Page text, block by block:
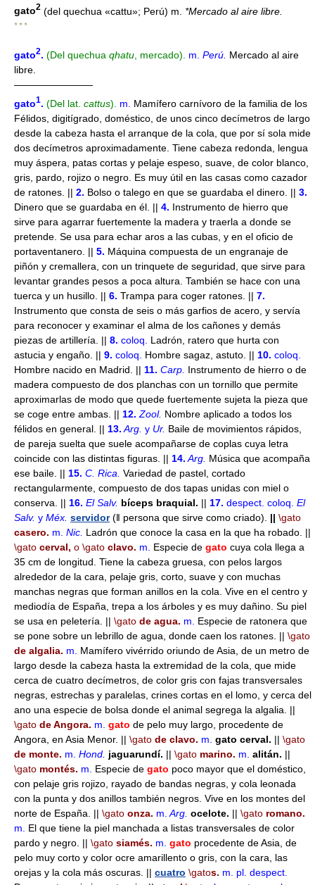
gato2 (del quechua «cattu»; Perú) m. *Mercado al aire libre.
* * *
gato2. (Del quechua qhatu , mercado). m. Perú Mercado al aire
libre.
————————
gato1. (Del lat. cattus). m.
Mamífero carnívoro de la familia de los
Félidos, digitígrado, doméstico, de unos cinco decímetros de largo
desde la cabeza hasta el arranque de la cola, que por sí sola mide
dos decímetros aproximadamente. Tiene cabeza redonda, lengua
muy áspera, patas cortas y pelaje espeso, suave, de color blanco,
gris, pardo, rojizo o negro. Es muy útil en las casas como cazador
de ratones. || 2. Bolso o talego en que se guardaba el dinero. || 3.
Dinero que se guardaba en él. || 4. Instrumento de hierro que
sirve para agarrar fuertemente la madera y traerla a donde se
pretende. Se usa para echar aros a las cubas, y en el oficio de
portaventanero. || 5. Máquina compuesta de un engranaje de
piñón y cremallera, con un trinquete de seguridad, que sirve para
levantar grandes pesos a poca altura. También se hace con una
tuerca y un husillo. || 6. Trampa para coger ratones. || 7.
Instrumento que consta de seis o más garfios de acero, y servía
para reconocer y examinar el alma de los cañones y demás
piezas de artillería. || 8. coloq.
Ladrón, ratero que hurta con
astucia y engaño. || 9. coloq. Hombre sagaz, astuto. || 10. coloq.
Hombre nacido en Madrid. || 11. Carp. Instrumento de hierro o de
madera compuesto de dos planchas con un tornillo que permite
aproximarlas de modo que quede fuertemente sujeta la pieza que
se coge entre ambas. || 12. Zool. Nombre aplicado a todos los
félidos en general. || 13. Arg. y Ur. Baile de movimientos rápidos,
de pareja suelta que suele acompañarse de coplas cuya letra
coincide con las distintas figuras. || 14. Arg. Música que acompaña
ese baile. || 15. C. Rica Variedad de pastel, cortado
rectangularmente, compuesto de dos tapas unidas con miel o
conserva. || 16. El Salv. bíceps braquial. || 17. despect. coloq. El
Salv. y Méx. servidor(ǁ persona que sirve como criado). || \gato
casero. m. Nic. Ladrón que conoce la casa en la que ha robado. ||
\gato cerval, o \gato clavo. m. Especie de gato cuya cola llega a
35 cm de longitud. Tiene la cabeza gruesa, con pelos largos
alrededor de la cara, pelaje gris, corto, suave y con muchas
manchas negras que forman anillos en la cola. Vive en el centro y
mediodía de España, trepa a los árboles y es muy dañino. Su piel
se usa en peletería. || \gato de agua. m.
Especie de ratonera que
se pone sobre un lebrillo de agua, donde caen los ratones. || \gato
de algalia. m.
Mamífero vivérrido oriundo de Asia, de un metro de
largo desde la cabeza hasta la extremidad de la cola, que mide
cerca de cuatro decímetros, de color gris con fajas transversales
negras, estrechas y paralelas, crines cortas en el lomo, y cerca del
ano una especie de bolsa donde el animal segrega la algalia. ||
\gato de Angora. m. gato de pelo muy largo, procedente de
Angora, en Asia Menor. || \gato de clavo. m. gato cerval. || \gato
de monte. m. Hond. jaguarundí. || \gato marino. m. alitán. ||
\gato montés. m. Especie de gato poco mayor que el doméstico,
con pelaje gris rojizo, rayado de bandas negras, y cola leonada
con la punta y dos anillos también negros. Vive en los montes del
norte de España. || \gato onza. m. Arg. ocelote. || \gato romano.
m.
El que tiene la piel manchada a listas transversales de color
pardo y negro. || \gato siamés. m. gato procedente de Asia, de
pelo muy corto y color ocre amarillento o gris, con la cara, las
orejas y la cola más oscuras. || cuatro \gatos. m. pl. despect.